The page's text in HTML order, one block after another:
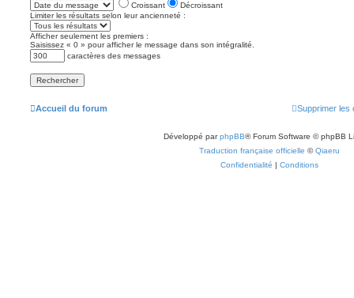
Croissant
Décroissant
Limiter les résultats selon leur ancienneté :
Afficher seulement les premiers :
Saisissez « 0 » pour afficher le message dans son intégralité.
caractères des messages
Accueil du forum Supprimer les
Développé parphpBB® Forum Software © phpBB
Traduction française officielle ©Qiaeru
Confidentialité | Conditions